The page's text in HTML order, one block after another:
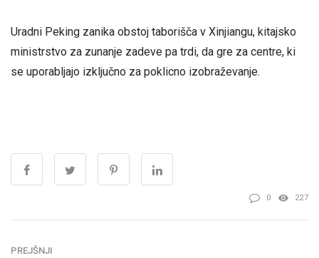
Uradni Peking zanika obstoj taborišča v Xinjiangu, kitajsko
ministrstvo za zunanje zadeve pa trdi, da gre za centre, ki
se uporabljajo izključno za poklicno izobraževanje.
0 227
PREJŠNJI